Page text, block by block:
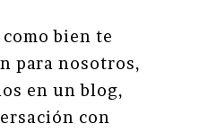
bien te
para nosotros,
en un blog,
con